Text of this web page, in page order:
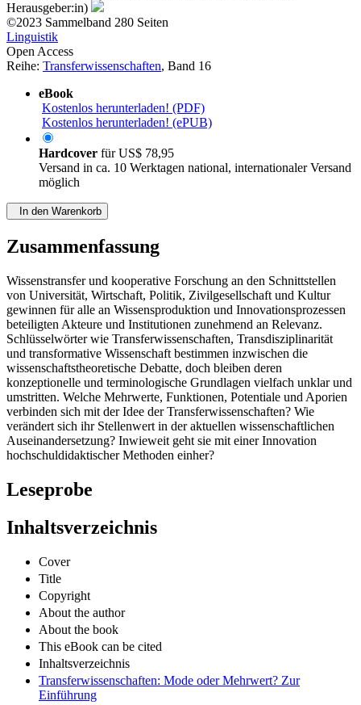
Herausgeber:in)
©2023 Sammelband 280 Seiten
Linguistik
Open Access
Reihe: Transferwissenschaften, Band 16
eBook
Kostenlos herunterladen! (PDF)
Kostenlos herunterladen! (ePUB)
Hardcover fürUS$ 78,95
Versand in ca. 10 Werktagen national, internationaler Versand
möglich
In den Warenkorb
Zusammenfassung
Wissenstransfer und kooperative Forschung an den Schnittstellen
von Universität, Wirtschaft, Politik, Zivilgesellschaft und Kultur
gewinnen für alle an Wissensproduktion und Innovationsprozessen
beteiligten Akteure und Institutionen zunehmend an Relevanz.
Schlüsselwörter wie Transferwissenschaften, Transdisziplinarität
und transformative Wissenschaft bestimmen inzwischen die
wissenschaftstheoretische Debatte, doch bleiben deren
konzeptionelle und terminologische Grundlagen vielfach unklar und
umstritten. Welche Mehrwerte, Funktionen, Potentiale und Aporien
verbinden sich mit der Idee der Transferwissenschaften? Wie
verändert sich ihr Stellenwert in der aktuellen wissenschaftlichen
Auseinandersetzung? Inwieweit geht sie mit einer Innovation
hochschuldidaktischer Methoden einher?
Leseprobe
Inhaltsverzeichnis
Cover
Title
Copyright
About the author
About the book
This eBook can be cited
Inhaltsverzeichnis
Transferwissenschaften: Mode oder Mehrwert? Zur
Einführung